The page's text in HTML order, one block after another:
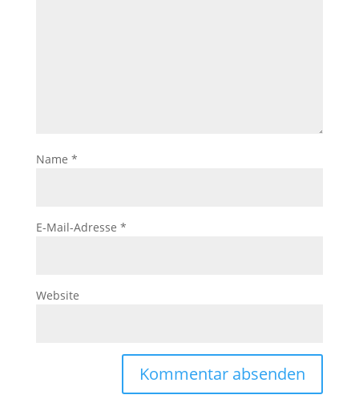
Name *
E-Mail-Adresse *
Website